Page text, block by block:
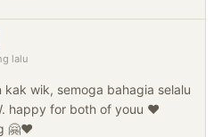
lalu
wik, semoga bahagia selalu
happy for both of youu ♥️
🤗♥️